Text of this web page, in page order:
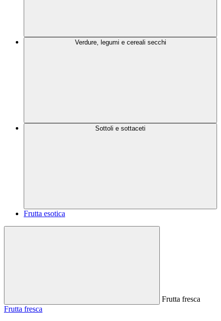
Verdure, legumi e cereali secchi
Sottoli e sottaceti
Frutta esotica
Frutta fresca
Frutta fresca